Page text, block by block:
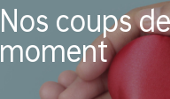
Nos coups
moment